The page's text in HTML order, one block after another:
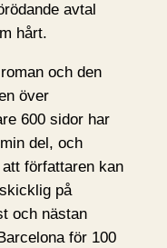
avtal
hårt.
och den
över
600 sidor har
del, och
författaren kan
på
och nästan
för 100